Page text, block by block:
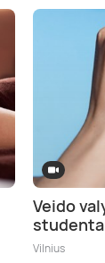
Veido
Vilnius